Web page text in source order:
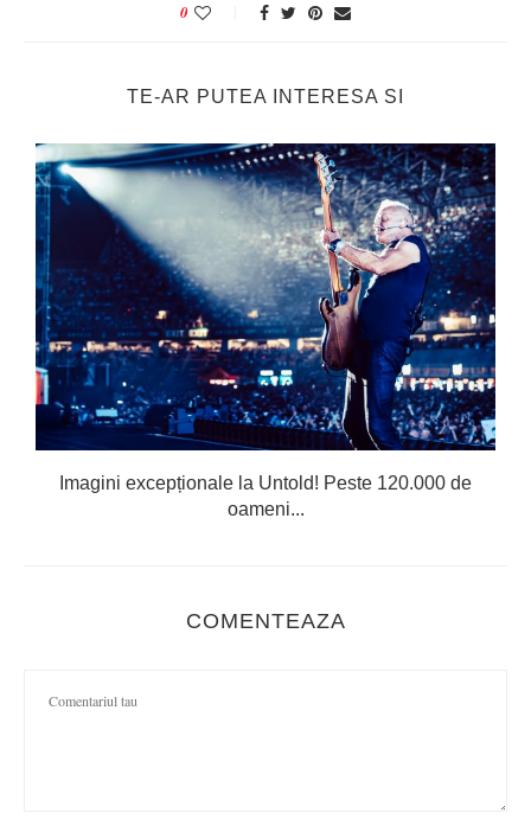
0
TE-AR PUTEA INTERESA SI
Imagini excepționale la Untold! Peste 120.000 de
oameni...
COMENTEAZA